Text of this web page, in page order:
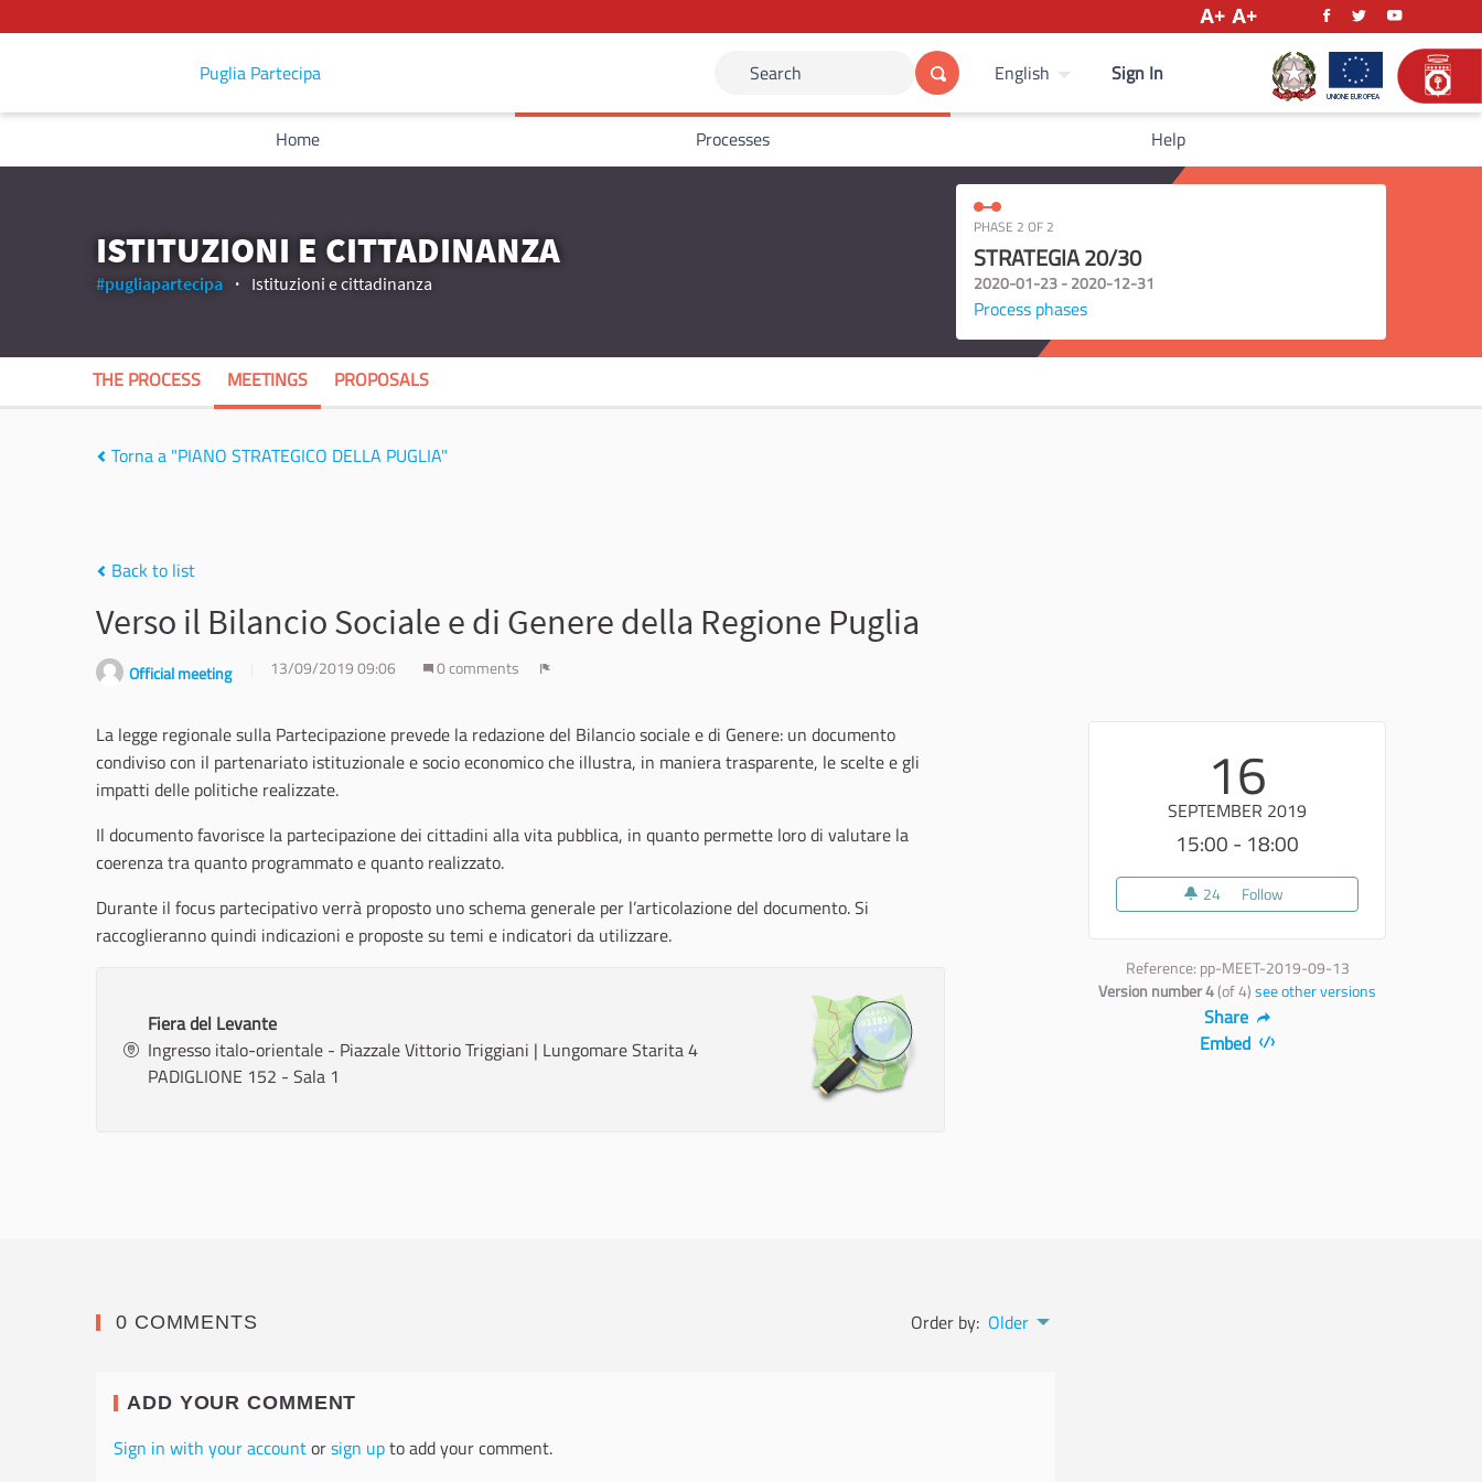
Puglia Partecipa Search English Sign In
Home Processes Help
ISTITUZIONI E CITTADINANZA
#pugliapartecipa Istituzioni e cittadinanza
PHASE 2 OF 2
STRATEGIA 20/30
2020-01-23 - 2020-12-31
Process phases
THE PROCESS MEETINGS PROPOSALS
Torna a "PIANO STRATEGICO DELLA PUGLIA"
Back to list
Verso il Bilancio Sociale e di Genere della Regione Puglia
Official meeting 13/09/2019 09:06 0 comments
16
SEPTEMBER 2019
15:00 - 18:00
24 24 followers
Follow
Reference: pp-MEET-2019-09-13
Version number 4(of 4)see other versions
Share
Embed
La legge regionale sulla Partecipazione prevede la redazione del Bilancio sociale e di Genere: un documento
condiviso con il partenariato istituzionale e socio economico che illustra, in maniera trasparente, le scelte e gli
impatti delle politiche realizzate.
Il documento favorisce la partecipazione dei cittadini alla vita pubblica, in quanto permette loro di valutare la
coerenza tra quanto programmato e quanto realizzato.
Durante il focus partecipativo verrà proposto uno schema generale per l’articolazione del documento. Si
raccoglieranno quindi indicazioni e proposte su temi e indicatori da utilizzare.
Fiera del Levante
Ingresso italo-orientale - Piazzale Vittorio Triggiani | Lungomare Starita 4
PADIGLIONE 152 - Sala 1
0 COMMENTS Order by: Older
ADD YOUR COMMENT
Sign in with your accountorsign upto add your comment.